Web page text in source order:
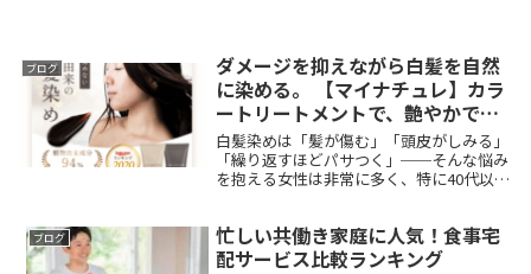
【FruO...
ブログ
ダメージを抑えながら白髪を自然
に染める。 【マイナチュレ】カラ
ートリートメントで、艶やかで
若々しい髪へ。
白髪染めは「髪が傷む」「頭皮がしみる」
「繰り返すほどパサつく」──そんな悩み
を抱える女性は非常に多く、特に40代以降
えています。しかし一般的な白髪染め（ヘ
アカラー剤...
ブログ
忙しい共働き家庭に人気！食事宅
配サービス比較ランキング